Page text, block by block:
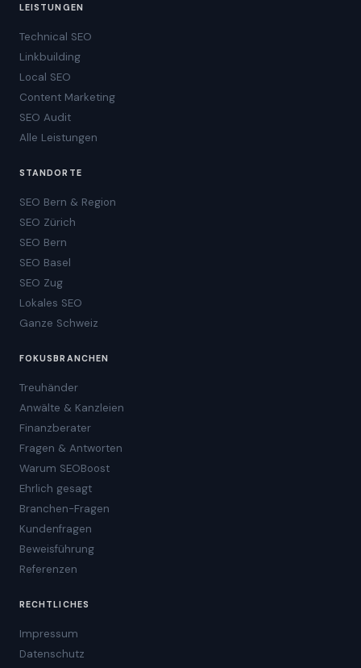
LEISTUNGEN
Technical SEO
Linkbuilding
Local SEO
Content Marketing
SEO Audit
Alle Leistungen
STANDORTE
SEO Bern & Region
SEO Zürich
SEO Bern
SEO Basel
SEO Zug
Lokales SEO
Ganze Schweiz
FOKUSBRANCHEN
Treuhänder
Anwälte & Kanzleien
Finanzberater
Fragen & Antworten
Warum SEOBoost
Ehrlich gesagt
Branchen-Fragen
Kundenfragen
Beweisführung
Referenzen
RECHTLICHES
Impressum
Datenschutz